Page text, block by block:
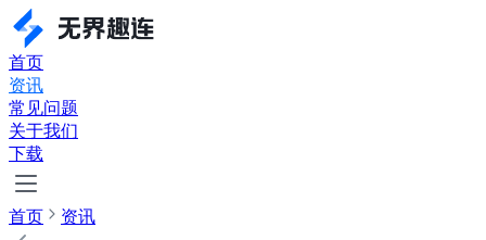
首页
资讯
常见问题
关于我们
下载
首页 资讯